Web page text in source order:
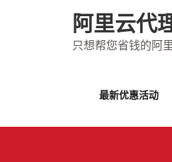
阿里云代
只想帮您省钱的阿
最新优惠活动